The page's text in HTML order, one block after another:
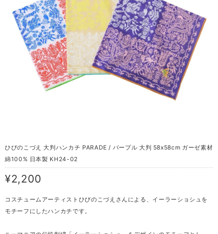
ひびのこづえ 大判ハンカチ PARADE / パープル 大判 58x58cm ガーゼ素材
綿100% 日本製 KH24-02
¥2,200
コスチュームアーティストひびのこづえさんによる、イーラーショシュを
モチーフにしたハンカチです。